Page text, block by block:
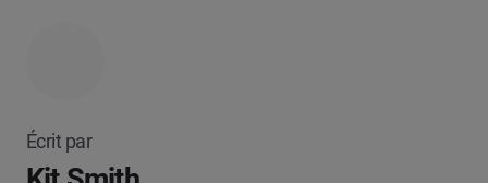
Écrit par